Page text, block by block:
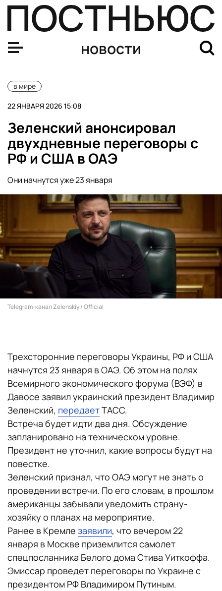
новости
в мире
22 ЯНВАРЯ 2026 15:08
Зеленский анонсировал
двухдневные переговоры с
РФ и США в ОАЭ
Они начнутся уже 23 января
Telegram-канал Zelenskiy / Official
Трехсторонние переговоры Украины, РФ и США
начнутся 23 января в ОАЭ. Об этом на полях
Всемирного экономического форума (ВЭФ) в
Давосе заявил украинский президент Владимир
Зеленский, передаетТАСС.
Встреча будет идти два дня. Обсуждение
запланировано на техническом уровне.
Президент не уточнил, какие вопросы будут на
повестке.
Зеленский признал, что ОАЭ могут не знать о
проведении встречи. По его словам, в прошлом
американцы забывали уведомить страну-
хозяйку о планах на мероприятие.
Ранее в Кремле заявили, что вечером 22
января в Москве приземлится самолет
спецпосланника Белого дома Стива Уиткоффа.
Эмиссар проведет переговоры по Украине с
президентом РФ Владимиром Путиным.
Трамп заявил, что собирается установить мир во